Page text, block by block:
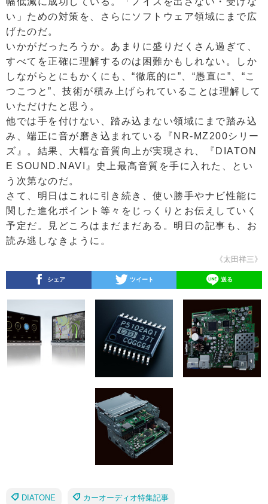
い」ための対策を、さらにソフトウェア領域にまで広
げたのだ。
いかがだったろうか。あまりに盛りだくさん過ぎて、
すべてを正確に理解するのは困難かもしれない。しか
しながらとにもかくにも、“徹底的に”、“愚直に”、“こ
つこつと”、技術が積み上げられていることは理解して
いただけたと思う。
他では手を付けない、踏み込まない領域にまで踏み込
み、端正に音が磨き込まれている『NR-MZ200シリー
ズ』。結果、大幅な音質向上が実現され、『DIATON
E SOUND.NAVI』史上最高音質を手に入れた、とい
う次第なのだ。
さて、明日はこれに引き続き、使い勝手やナビ性能に
関した進化ポイント等々をじっくりとお伝えしていく
予定だ。見どころはまだまだある。明日の記事も、お
読み逃しなきように。
《太田祥三》
シェア ツイート 送る
DIATONE カーオーディオ特集記事